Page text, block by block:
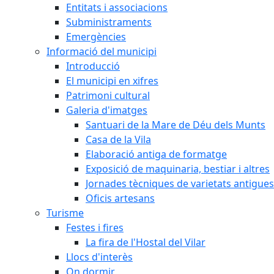
Entitats i associacions
Subministraments
Emergències
Informació del municipi
Introducció
El municipi en xifres
Patrimoni cultural
Galeria d'imatges
Santuari de la Mare de Déu dels Munts
Casa de la Vila
Elaboració antiga de formatge
Exposició de maquinaria, bestiar i altres
Jornades tècniques de varietats
Oficis artesans
Turisme
Festes i fires
La fira de l'Hostal del Vilar
Llocs d'interès